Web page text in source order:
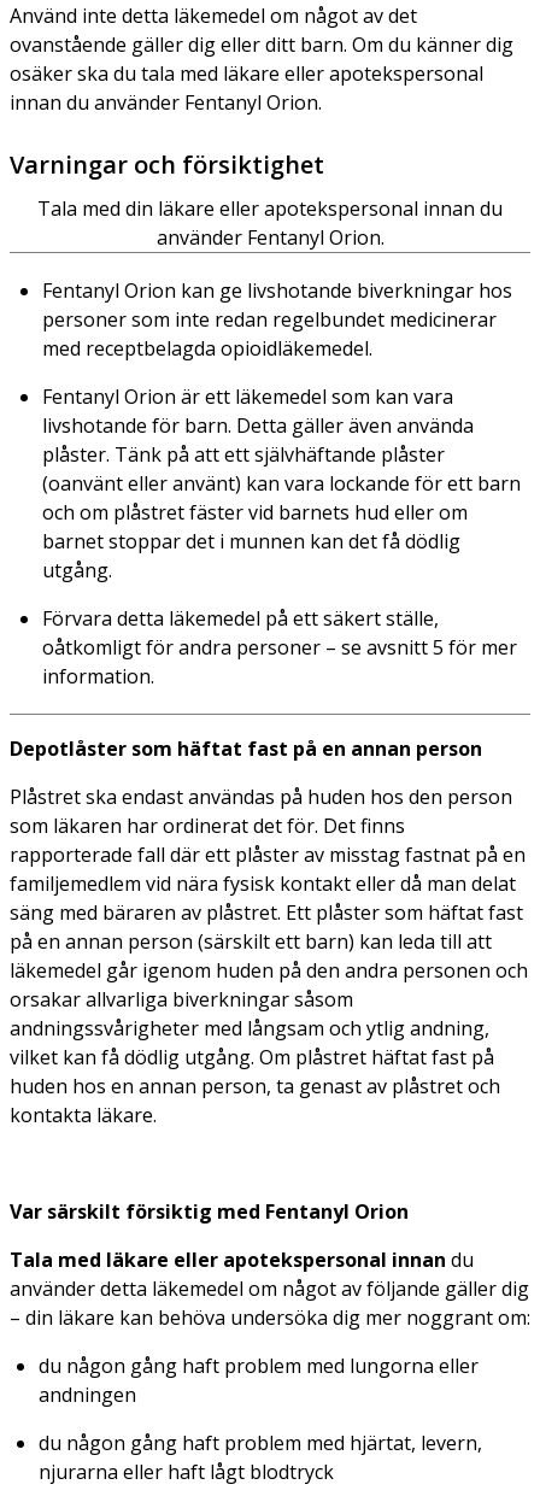
Använd inte detta läkemedel om något av det
ovanstående gäller dig eller ditt barn. Om du känner dig
osäker ska du tala med läkare eller apotekspersonal
innan du använder Fentanyl Orion.
Varningar och försiktighet
Tala med din läkare eller apotekspersonal innan du
använder Fentanyl Orion.
Fentanyl Orion kan ge livshotande biverkningar hos
personer som inte redan regelbundet medicinerar
med receptbelagda opioidläkemedel.
Fentanyl Orion är ett läkemedel som kan vara
livshotande för barn. Detta gäller även använda
plåster. Tänk på att ett självhäftande plåster
(oanvänt eller använt) kan vara lockande för ett barn
och om plåstret fäster vid barnets hud eller om
barnet stoppar det i munnen kan det få dödlig
utgång.
Förvara detta läkemedel på ett säkert ställe,
oåtkomligt för andra personer – se avsnitt 5 för mer
information.
Depotlåster som häftat fast på en annan person
Plåstret ska endast användas på huden hos den person
som läkaren har ordinerat det för. Det finns
rapporterade fall där ett plåster av misstag fastnat på en
familjemedlem vid nära fysisk kontakt eller då man delat
säng med bäraren av plåstret. Ett plåster som häftat fast
på en annan person (särskilt ett barn) kan leda till att
läkemedel går igenom huden på den andra personen och
orsakar allvarliga biverkningar såsom
andningssvårigheter med långsam och ytlig andning,
vilket kan få dödlig utgång. Om plåstret häftat fast på
huden hos en annan person, ta genast av plåstret och
kontakta läkare.
Var särskilt försiktig med Fentanyl Orion
Tala med läkare eller apotekspersonal innan du
använder detta läkemedel om något av följande gäller dig
– din läkare kan behöva undersöka dig mer noggrant om:
du någon gång haft problem med lungorna eller
andningen
du någon gång haft problem med hjärtat, levern,
njurarna eller haft lågt blodtryck